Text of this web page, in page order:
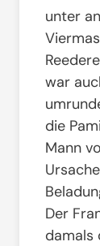
unter
war
die
Mann
Der
damals